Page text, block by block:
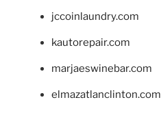
jccoinlaundry.com
kautorepair.com
marjaeswinebar.com
elmazatlanclinton.com